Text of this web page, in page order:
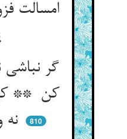
امسالت
پار
گر نباشی
کن **
نه و انبار کن
810